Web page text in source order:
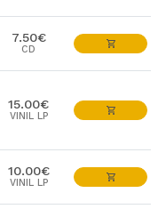
7.50€
CD
15.00€
VINIL LP
10.00€
VINIL LP